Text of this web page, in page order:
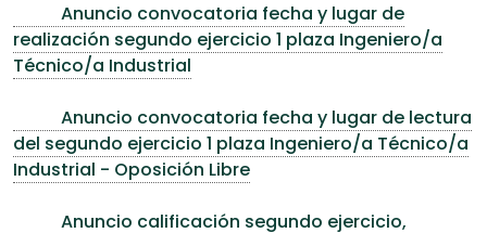
Anuncio convocatoria fecha y lugar de
realización segundo ejercicio 1 plaza Ingeniero/a
Técnico/a Industrial
Anuncio convocatoria fecha y lugar de lectura
del segundo ejercicio 1 plaza Ingeniero/a Técnico/a
Industrial - Oposición Libre
Anuncio calificación segundo ejercicio,